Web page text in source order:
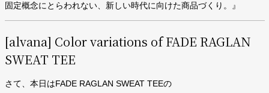
固定概念にとらわれない、新しい時代に向けた商品づくり。』
[alvana] Color variations of FADE RAGLAN
SWEAT TEE
さて、本日はFADE RAGLAN SWEAT TEEの